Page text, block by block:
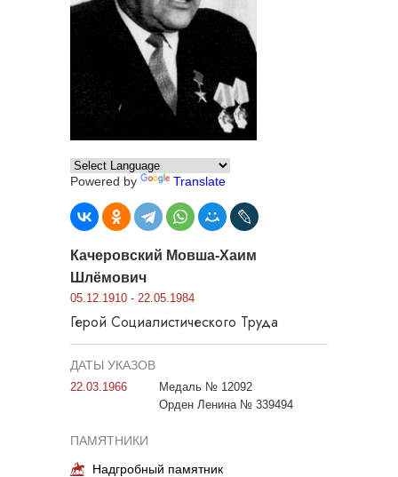
Powered by Translate
Качеровский Мовша-Хаим
Шлёмович
05.12.1910 - 22.05.1984
Герой Социалистического Труда
ДАТЫ УКАЗОВ
22.03.1966
Медаль № 12092
Орден Ленина № 339494
ПАМЯТНИКИ
Надгробный памятник